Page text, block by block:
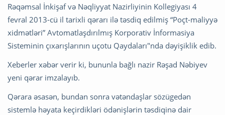
Rəqəmsal İnkişaf və Nəqliyyat Nazirliyinin Kollegiyası 4
fevral 2013-cü il tarixli qərarı ilə təsdiq edilmiş “Poçt-maliyyə
xidmətləri” Avtomatlaşdırılmış Korporativ İnformasiya
Sisteminin çıxarışlarının uçotu Qaydaları"nda dəyişiklik edib.
Xeberler xəbər verir ki, bununla bağlı nazir Rəşad Nəbiyev
yeni qərar imzalayıb.
Qərara əsasən, bundan sonra vətəndaşlar sözügedən
sistemlə həyata keçirdikləri ödənişlərin təsdiqinə dair